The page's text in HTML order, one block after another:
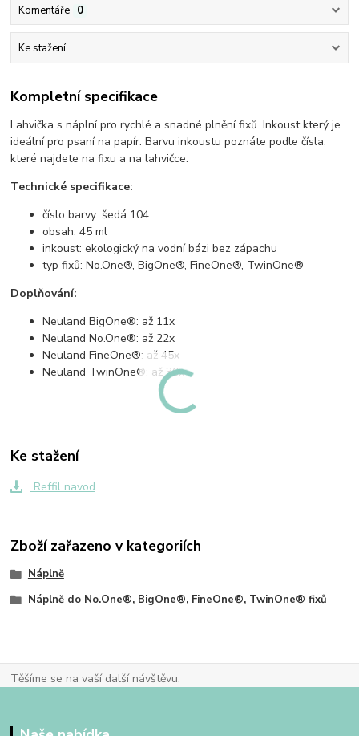
Komentáře 0
Ke stažení
Kompletní specifikace
Lahvička s náplní pro rychlé a snadné plnění fixů. Inkoust který je
ideální pro psaní na papír. Barvu inkoustu poznáte podle čísla,
které najdete na fixu a na lahvičce.
Technické specifikace:
číslo barvy: šedá 104
obsah: 45 ml
inkoust: ekologický na vodní bázi bez zápachu
typ fixů: No.One®, BigOne®, FineOne®, TwinOne®
Doplňování:
Neuland BigOne®: až 11x
Neuland No.One®: až 22x
Neuland FineOne®: až 45x
Neuland TwinOne®: až 30x
Ke stažení
Reffil navod
Zboží zařazeno v kategoriích
Náplně
Náplně do No.One®, BigOne®, FineOne®, TwinOne® fixů
Těšíme se na vaší další návštěvu.